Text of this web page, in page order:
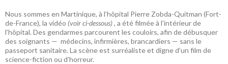
Nous sommes en Martinique, à l’hôpital Pierre Zobda-Quitman (Fort-
de-France), la vidéo (voir ci-dessous), a été filmée à l’intérieur de
l’hôpital. Des gendarmes parcourent les couloirs, afin de débusquer
des soignants — médecins, infirmières, brancardiers — sans le
passeport sanitaire. La scène est surréaliste et digne d’un film de
science-fiction ou d’horreur.